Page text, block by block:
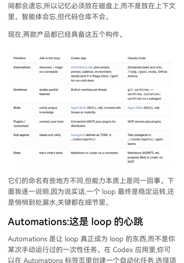
间都会遗忘,所以记忆必须放在磁盘上,而不是放在上下文
里。智能体会忘,但代码仓库不会。
现在,两款产品都已经具备这五个构件。
它们的命名有些地方不同,但能力本质上是同一回事。下
面我逐一说明,因为说实话,一个 loop 最终是稳定运转,还
是悄悄到处漏水,关键都在细节里。
Automations:这是 loop 的心跳
Automations 是让 loop 真正成为 loop 的东西,而不是你
某次手动运行过的一次性任务。在 Codex 应用里,你可
以在 Automations 标签页里创建一个自动化任务,选择项